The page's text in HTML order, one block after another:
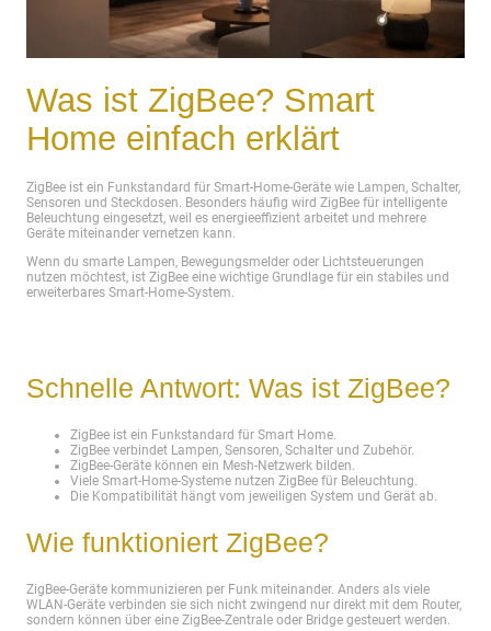
Was ist ZigBee? Smart
Home einfach erklärt
ZigBee ist ein Funkstandard für Smart-Home-Geräte wie Lampen, Schalter,
Sensoren und Steckdosen. Besonders häufig wird ZigBee für intelligente
Beleuchtung eingesetzt, weil es energieeffizient arbeitet und mehrere
Geräte miteinander vernetzen kann.
Wenn du smarte Lampen, Bewegungsmelder oder Lichtsteuerungen
nutzen möchtest, ist ZigBee eine wichtige Grundlage für ein stabiles und
erweiterbares Smart-Home-System.
Schnelle Antwort: Was ist ZigBee?
ZigBee ist ein Funkstandard für Smart Home.
ZigBee verbindet Lampen, Sensoren, Schalter und Zubehör.
ZigBee-Geräte können ein Mesh-Netzwerk bilden.
Viele Smart-Home-Systeme nutzen ZigBee für Beleuchtung.
Die Kompatibilität hängt vom jeweiligen System und Gerät ab.
Wie funktioniert ZigBee?
ZigBee-Geräte kommunizieren per Funk miteinander. Anders als viele
WLAN-Geräte verbinden sie sich nicht zwingend nur direkt mit dem Router,
sondern können über eine ZigBee-Zentrale oder Bridge gesteuert werden.